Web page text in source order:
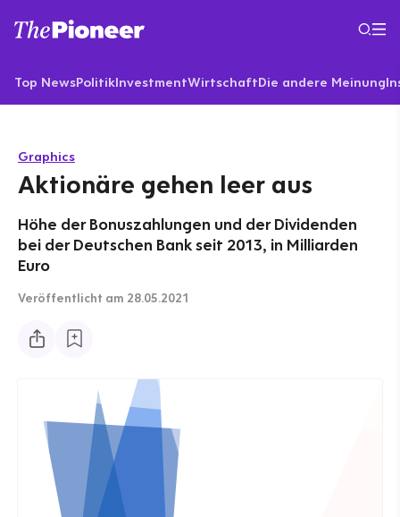
Top NewsPolitikInvestmentWirtschaftDie andere Meinung
Graphics
Aktionäre gehen leer aus
Höhe der Bonuszahlungen und der Dividenden
bei der Deutschen Bank seit 2013, in Milliarden
Euro
Veröffentlicht am 28.05.2021